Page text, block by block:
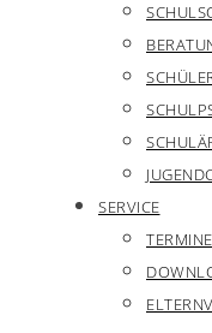
SERVICE
TERMINE